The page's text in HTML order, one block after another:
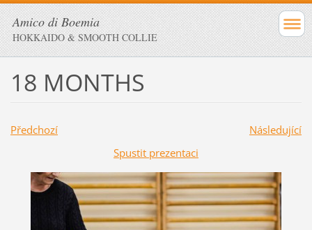
Amico di Boemia
HOKKAIDO & SMOOTH COLLIE
18 MONTHS
Předchozí
Následující
Spustit prezentaci